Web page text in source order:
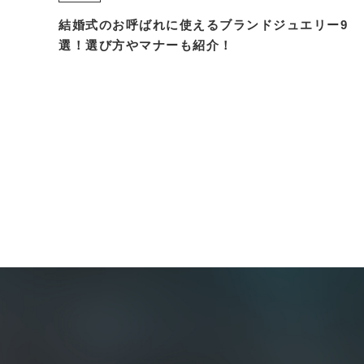
結婚式のお呼ばれに使えるブランドジュエリー9
選！選び方やマナーも紹介！